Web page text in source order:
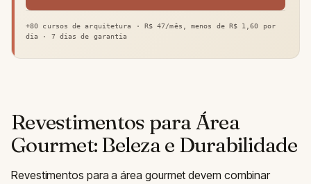
+80 cursos de arquitetura · R$ 47/mês, menos de R$ 1,60 por
dia · 7 dias de garantia
Revestimentos para Área
Gourmet: Beleza e Durabilidade
Revestimentos para a área gourmet devem combinar